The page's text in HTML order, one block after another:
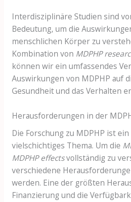
Interdisziplinäre Studien sind
Bedeutung, um die
menschlichen Körper zu
Kombination von MDPHP
können wir ein umfassendes
Auswirkungen von MDPHP auf
Gesundheit und das Verhalten
Herausforderungen in der
Die Forschung zu MDPHP ist
vielschichtiges Thema. Um die
MDPHP effectsvollständig zu
verschiedene
werden. Eine der größten
Finanzierung und die